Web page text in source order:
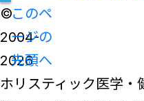
©
2004-
2026
ホリスティック医学・
このペ
ージの
先頭へ